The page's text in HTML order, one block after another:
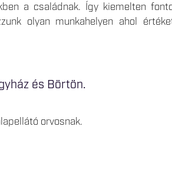
a családnak. Így kiemelten
olyan munkahelyen ahol
és Börtön.
orvosnak.